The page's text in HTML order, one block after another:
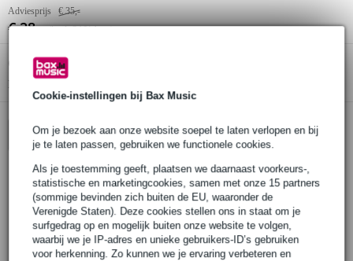
Cookie-instellingen bij Bax Music
Om je bezoek aan onze website soepel te laten verlopen en bij
je te laten passen, gebruiken we functionele cookies.
Als je toestemming geeft, plaatsen we daarnaast voorkeurs-,
statistische en marketingcookies, samen met onze 15 partners
(sommige bevinden zich buiten de EU, waaronder de
Verenigde Staten). Deze cookies stellen ons in staat om je
surfgedrag op en mogelijk buiten onze website te volgen,
waarbij we je IP-adres en unieke gebruikers-ID’s gebruiken
voor herkenning. Zo kunnen we je ervaring verbeteren en
Adviesprijs € 35,-
€ 28,- (incl. 21% btw)
Online voorraadstatus:
Nog 2 stuks op voorraad in ons magazijn
In winkelwagen
Bestel voor 23:00 = morgen in huis
30 dagen 'niet goed geld terug' garantie
3 jaar Bax Music garantie